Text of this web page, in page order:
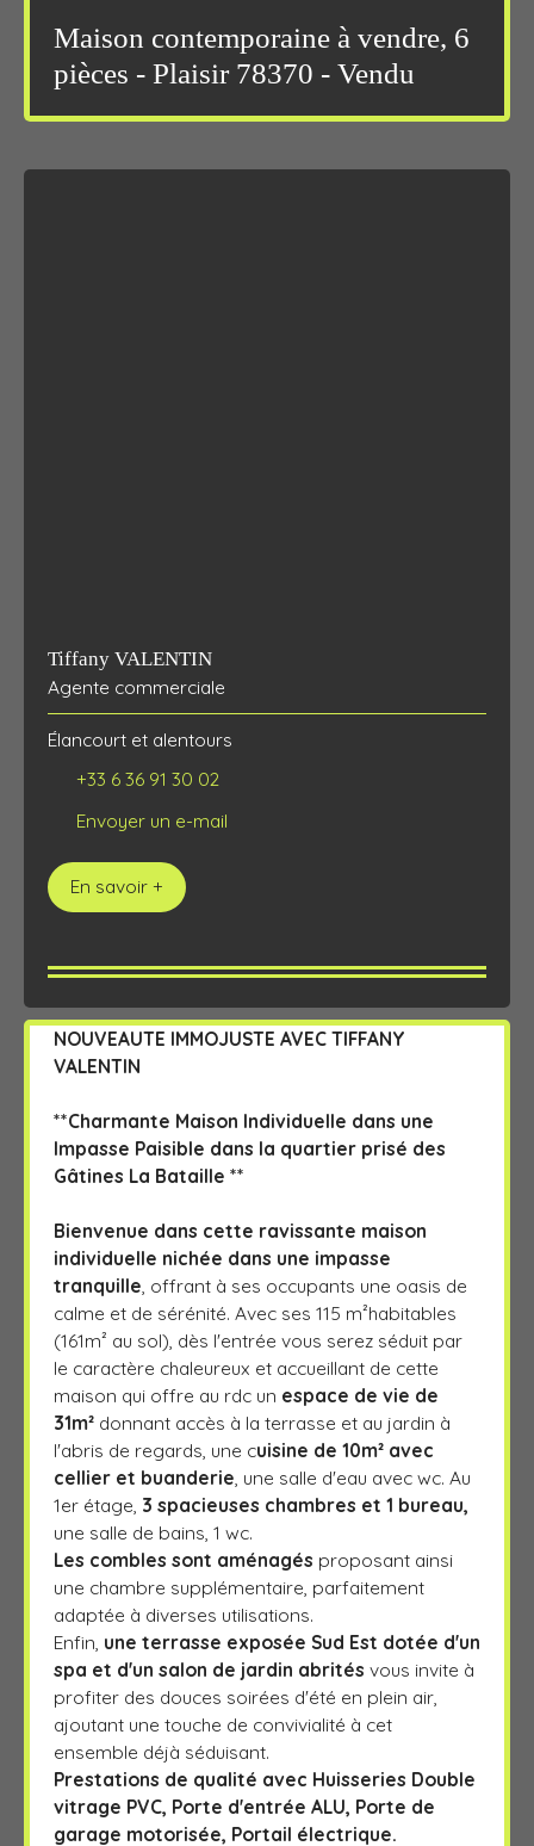
Maison contemporaine à vendre, 6
pièces - Plaisir 78370 - Vendu
Tiffany VALENTIN
Agente commerciale
Élancourt et alentours
+33 6 36 91 30 02
Envoyer un e-mail
En savoir +
NOUVEAUTE IMMOJUSTE AVEC TIFFANY
VALENTIN
**Charmante Maison Individuelle dans une
Impasse Paisible dans la quartier prisé des
Gâtines La Bataille **
Bienvenue dans cette ravissante maison
individuelle nichée dans une impasse
tranquille , offrant à ses occupants une oasis de
calme et de sérénité. Avec ses 115 m²habitables
(161m² au sol), dès l'entrée vous serez séduit par
le caractère chaleureux et accueillant de cette
maison qui offre au rdc un espace de vie de
31m² donnant accès à la terrasse et au jardin à
l'abris de regards, une cuisine de 10m² avec
cellier et buanderie , une salle d'eau avec wc. Au
1er étage, 3 spacieuses chambres et 1 bureau,
une salle de bains, 1 wc.
Les combles sont aménagés proposant ainsi
une chambre supplémentaire, parfaitement
adaptée à diverses utilisations.
Enfin, une terrasse exposée Sud Est dotée d'un
spa et d'un salon de jardin abrités vous invite à
profiter des douces soirées d'été en plein air,
ajoutant une touche de convivialité à cet
ensemble déjà séduisant.
Prestations de qualité avec Huisseries Double
vitrage PVC, Porte d'entrée ALU, Porte de
garage motorisée, Portail électrique.